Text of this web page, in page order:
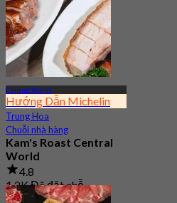
Central World
Hướng Dẫn Michelin
Trung Hoa
Chuỗi nhà hàng
Kam's Roast Central
World
4.8
1.2K Đã đặt chỗ
Từ ฿ 425